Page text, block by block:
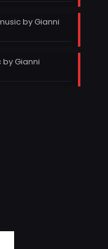
by Gianni
Gianni